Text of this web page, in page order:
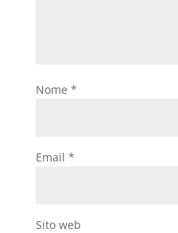
Nome *
Email *
Sito web